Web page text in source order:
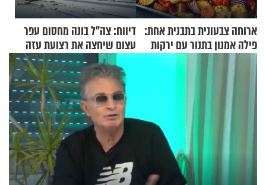
ארוחה צבעונית בתבנית אחת:
פילה אמנון בתנור עם ירקות
דיווח: צה"ל בונה מחסום עפר
עצום שיחצה את רצועת עזה
לשניים